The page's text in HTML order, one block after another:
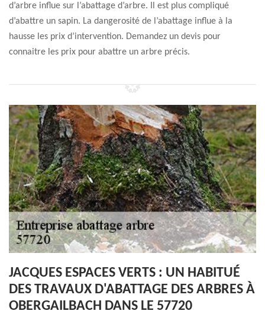
d’arbre influe sur l’abattage d’arbre. Il est plus compliqué
d’abattre un sapin. La dangerosité de l’abattage influe à la
hausse les prix d’intervention. Demandez un devis pour
connaitre les prix pour abattre un arbre précis.
JACQUES ESPACES VERTS : UN HABITUÉ
DES TRAVAUX D'ABATTAGE DES ARBRES À
OBERGAILBACH DANS LE 57720